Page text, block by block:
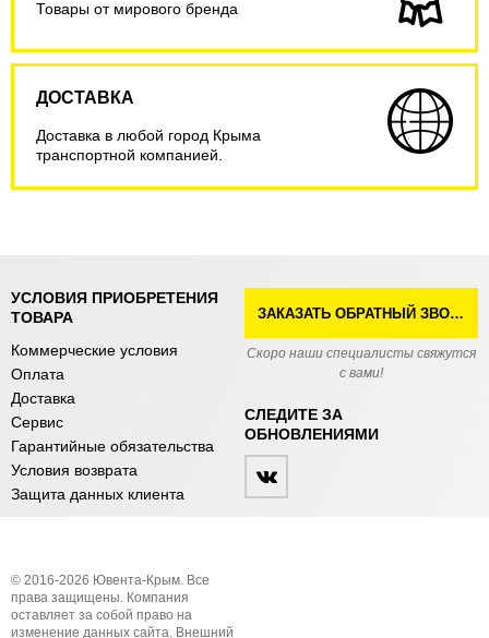
Товары от мирового бренда
ДОСТАВКА
Доставка в любой город Крыма
транспортной компанией.
УСЛОВИЯ ПРИОБРЕТЕНИЯ
ТОВАРА
Коммерческие условия
Оплата
Доставка
Сервис
Гарантийные обязательства
Условия возврата
Защита данных клиента
ЗАКАЗАТЬ ОБРАТНЫЙ ЗВОНОК
Скоро наши специалисты свяжутся
с вами!
СЛЕДИТЕ ЗА
ОБНОВЛЕНИЯМИ
© 2016-2026 Ювента-Крым. Все
права защищены. Компания
оставляет за собой право на
изменение данных сайта. Внешний